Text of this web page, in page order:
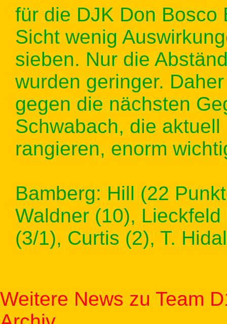
für die DJK Don Bosco
Sicht wenig
sieben. Nur die
wurden geringer.
gegen die nächsten
Schwabach, die
rangieren, enorm
Bamberg: Hill (22
Waldner (10),
(3/1), Curtis (2), T.
Weitere News zu Team